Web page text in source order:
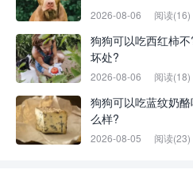
2026-08-06 阅读(16)
狗狗可以吃西红柿
坏处?
2026-08-06 阅读(18)
狗狗可以吃蓝纹奶
么样?
2026-08-05 阅读(23)